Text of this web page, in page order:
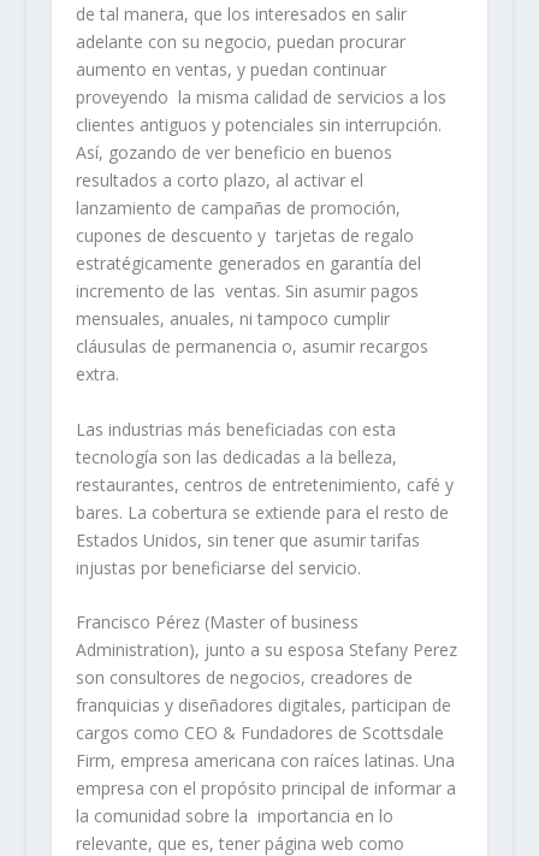
de tal manera, que los interesados en salir
adelante con su negocio, puedan procurar
aumento en ventas, y puedan continuar
proveyendo la misma calidad de servicios a los
clientes antiguos y potenciales sin interrupción.
Así, gozando de ver beneficio en buenos
resultados a corto plazo, al activar el
lanzamiento de campañas de promoción,
cupones de descuento y tarjetas de regalo
estratégicamente generados en garantía del
incremento de las ventas. Sin asumir pagos
mensuales, anuales, ni tampoco cumplir
cláusulas de permanencia o, asumir recargos
extra.
Las industrias más beneficiadas con esta
tecnología son las dedicadas a la belleza,
restaurantes, centros de entretenimiento, café y
bares. La cobertura se extiende para el resto de
Estados Unidos, sin tener que asumir tarifas
injustas por beneficiarse del servicio.
Francisco Pérez (Master of business
Administration), junto a su esposa Stefany Perez
son consultores de negocios, creadores de
franquicias y diseñadores digitales, participan de
cargos como CEO & Fundadores de Scottsdale
Firm, empresa americana con raíces latinas. Una
empresa con el propósito principal de informar a
la comunidad sobre la importancia en lo
relevante, que es, tener página web como